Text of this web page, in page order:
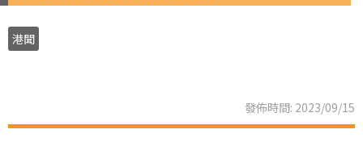
港聞
發佈時間: 2023/09/15